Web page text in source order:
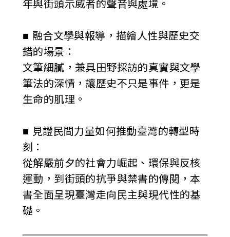
年與街頭示威者的聲音與處境。
■ 融合文學與報導，描繪人性與歷史交
錯的場景：
文筆細膩，兼具田野採訪的真實與文學
筆法的深情，讓歷史不只是事件，更是
生命的肌理。
■ 見證民間力量如何推動臺灣的轉型時
刻：
從解嚴前夕的社會力崛起、環保與反核
運動，到街頭的抗爭與禁書的傳閱，本
書全面呈現臺灣走向民主與現代性的基
礎。